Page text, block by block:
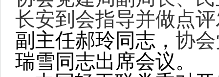
长安到会指导并做点
副主任郝玲同志， 协
瑞雪同志出席会议。